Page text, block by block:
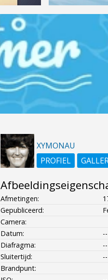
XYMONAU
PROFIEL
Afmetingen:
Gepubliceerd:
Camera:
Datum:
--
Diafragma:
--
Sluitertijd:
--
Brandpunt: